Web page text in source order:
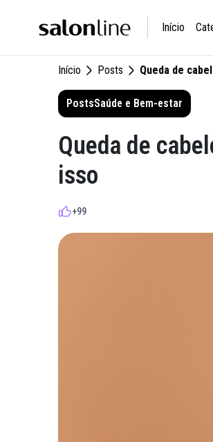
Início
Início Posts Queda de
PostsSaúde e Bem-estar
Queda de
isso
+99